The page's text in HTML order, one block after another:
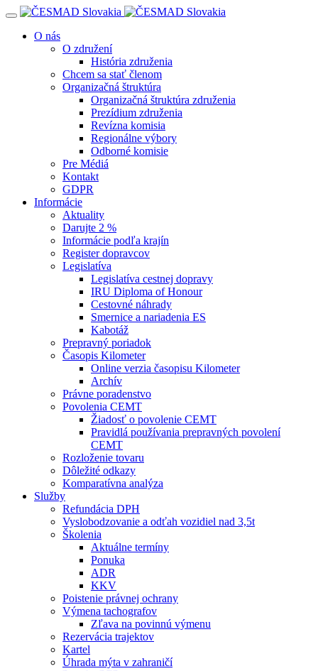
Navigácia
O nás
O združení
História združenia
Chcem sa stať členom
Organizačná štruktúra
Organizačná štruktúra združenia
Prezídium združenia
Revízna komisia
Regionálne výbory
Odborné komisie
Pre Médiá
Kontakt
GDPR
Informácie
Aktuality
Darujte 2 %
Informácie podľa krajín
Register dopravcov
Legislatíva
Legislatíva cestnej dopravy
IRU Diploma of Honour
Cestovné náhrady
Smernice a nariadenia ES
Kabotáž
Prepravný poriadok
Časopis Kilometer
Online verzia časopisu Kilometer
Archív
Právne poradenstvo
Povolenia CEMT
Žiadosť o povolenie CEMT
Pravidlá používania prepravných povolení
CEMT
Rozloženie tovaru
Dôležité odkazy
Komparatívna analýza
Služby
Refundácia DPH
Vyslobodzovanie a odťah vozidiel nad 3,5t
Školenia
Aktuálne termíny
Ponuka
ADR
KKV
Poistenie právnej ochrany
Výmena tachografov
Zľava na povinnú výmenu
Rezervácia trajektov
Kartel
Úhrada mýta v zahraničí